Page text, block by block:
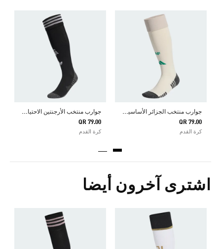
ج
وارب منتخب الجزائر الأساسية لعام 2026
QR 79.00
كرة القدم
ج
وارب منتخب الأرجنتين الاحتياطي لعام 2026
QR 79.00
كرة القدم
Price Reduced From
اشترى آخرون أيضا